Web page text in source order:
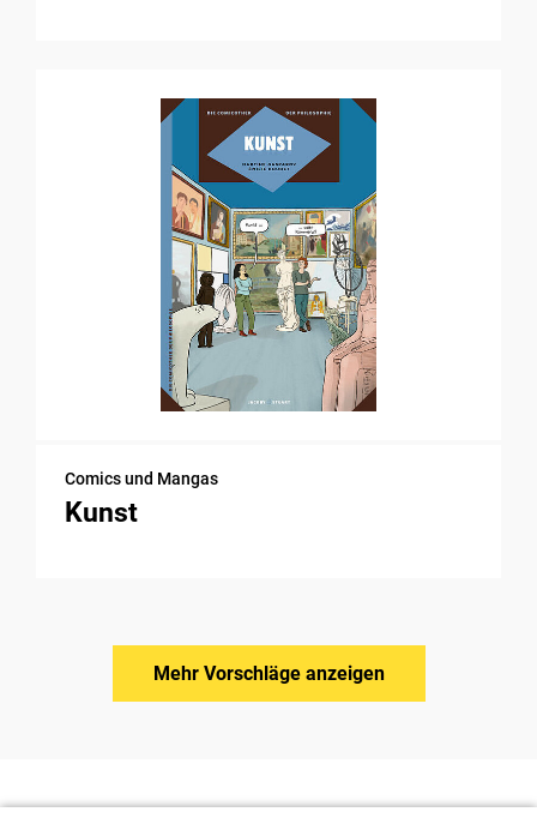
Comics und Mangas
Kunst
Mehr Vorschläge anzeigen